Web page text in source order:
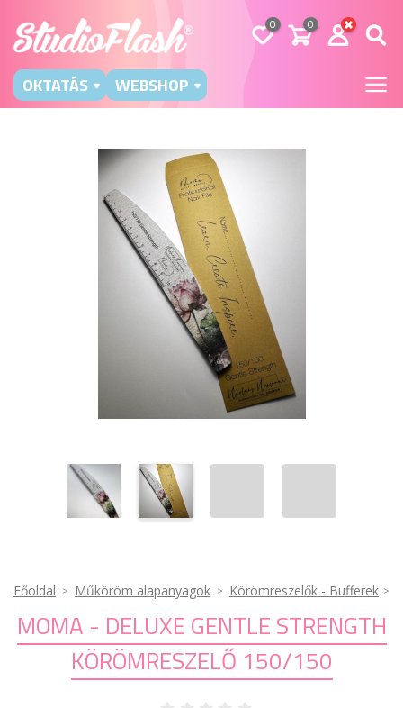
0 0
OKTATÁS WEBSHOP
Főoldal Műköröm alapanyagok Körömreszelők - Bufferek
MOMA - DELUXE GENTLE STRENGTH
KÖRÖMRESZELŐ 150/150